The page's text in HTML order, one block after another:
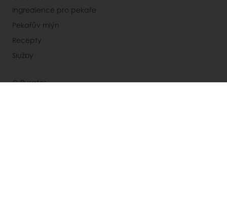
Ingredience pro pekaře
Pekařův mlýn
Recepty
Služby
O Puratos